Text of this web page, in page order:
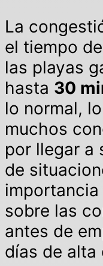
La
el tiempo
las playas
hasta 30
lo normal,
muchos
por llegar a
de
sobre las
antes de
días de alta